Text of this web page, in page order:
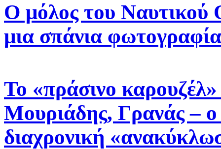
Ο μόλος του Ναυτικού
μια σπάνια φωτογραφία
Το «πράσινο
Μουριάδης, Γρανάς – ο
διαχρονική